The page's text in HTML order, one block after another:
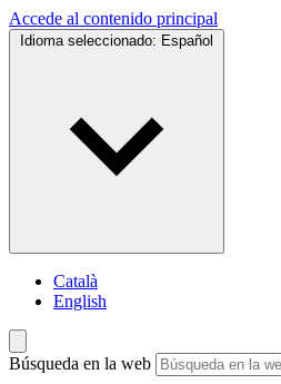
Accede al contenido principal
Idioma seleccionado: Español
Català
English
Búsqueda en la web